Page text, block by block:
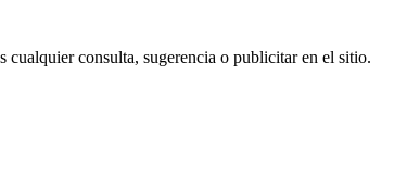
cualquier consulta, sugerencia o publicitar en el sitio.